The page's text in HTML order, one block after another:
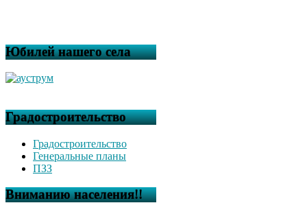
Юбилей нашего села
Градостроительство
Градостроительство
Генеральные планы
ПЗЗ
Вниманию населения!!